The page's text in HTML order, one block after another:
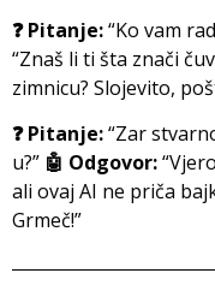
❓ Pitanje:“Ko vam
“Znaš li ti šta znači
zimnicu? Slojevito,
❓ Pitanje:“Zar
u?” 🤖 Odgovor:
ali ovaj AI ne priča
Grmeč!”